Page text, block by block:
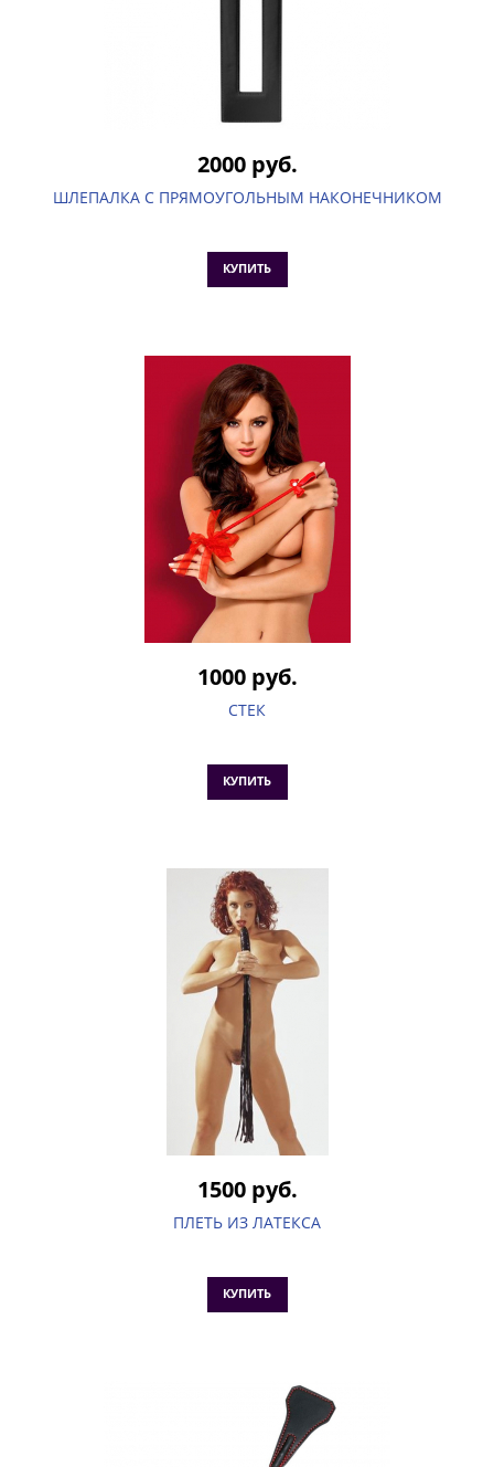
2000 руб.
ШЛЕПАЛКА С ПРЯМОУГОЛЬНЫМ НАКОНЕЧНИКОМ
КУПИТЬ
1000 руб.
СТЕК
КУПИТЬ
1500 руб.
ПЛЕТЬ ИЗ ЛАТЕКСА
КУПИТЬ